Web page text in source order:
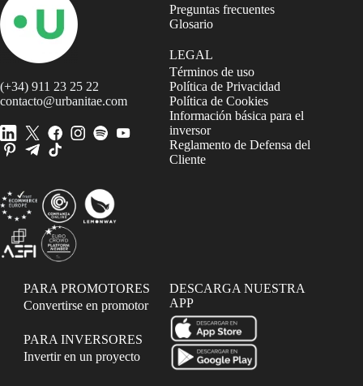
(+34) 911 23 25 22
contacto@urbanitae.com
Preguntas frecuentes
Glosario
LEGAL
Términos de uso
Política de Privacidad
Política de Cookies
Información básica para el
inversor
Reglamento de Defensa del
Cliente
PARA PROMOTORES
Convertirse en promotor
PARA INVERSORES
Invertir en un proyecto
DESCARGA NUESTRA
APP